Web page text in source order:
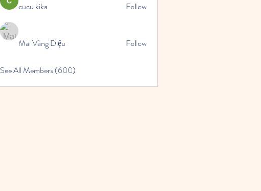
cucu kika Follow
Mai Vàng Diệu Follow
See All Members (600)